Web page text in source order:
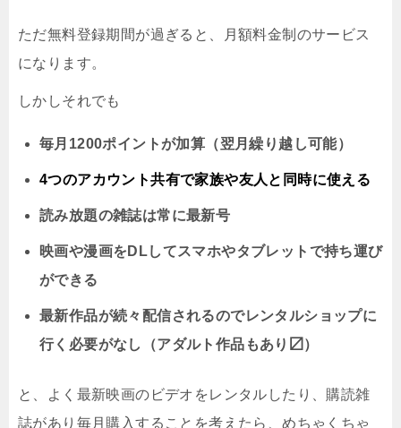
ただ無料登録期間が過ぎると、月額料金制のサービス
になります。
しかしそれでも
毎月1200ポイントが加算（翌月繰り越し可能）
4つのアカウント共有で家族や友人と同時に使える
読み放題の雑誌は常に最新号
映画や漫画をDLしてスマホやタブレットで持ち運び
ができる
最新作品が続々配信されるのでレンタルショップに
行く必要がなし（アダルト作品もあり〼）
と、よく最新映画のビデオをレンタルしたり、購読雑
誌があり毎月購入することを考えたら、めちゃくちゃ